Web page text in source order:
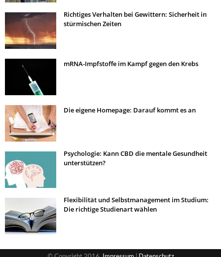
Richtiges Verhalten bei Gewittern: Sicherheit in
stürmischen Zeiten
mRNA-Impfstoffe im Kampf gegen den Krebs
Die eigene Homepage: Darauf kommt es an
Psychologie: Kann CBD die mentale Gesundheit
unterstützen?
Flexibilität und Selbstmanagement im Studium:
Die richtige Studienart wählen